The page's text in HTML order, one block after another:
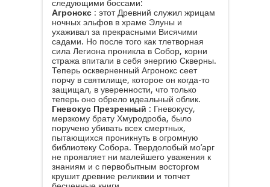
следующими боссами:
Агронокс: этот Древний служил жрицам
ночных эльфов в храме Элуны и
ухаживал за прекрасными Висячими
садами. Но после того как тлетворная
сила Легиона проникла в Собор, корни
стража впитали в себя энергию Скверны.
Теперь оскверненный Агронокс сеет
порчу в святилище, которое он когда-то
защищал, в уверенности, что только
теперь оно обрело идеальный облик.
Гневокус Презренный : Гневокусу,
мерзкому брату Хмуродроба, было
поручено убивать всех смертных,
пытающихся проникнуть в огромную
библиотеку Собора. Твердолобый мо’арг
не проявляет ни малейшего уважения к
знаниям и с первобытным восторгом
крушит древние реликвии и топчет